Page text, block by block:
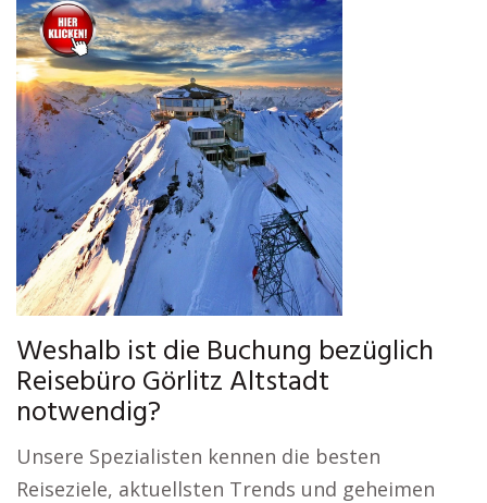
Weshalb ist die Buchung bezüglich
Reisebüro Görlitz Altstadt
notwendig?
Unsere Spezialisten kennen die besten
Reiseziele, aktuellsten Trends und geheimen